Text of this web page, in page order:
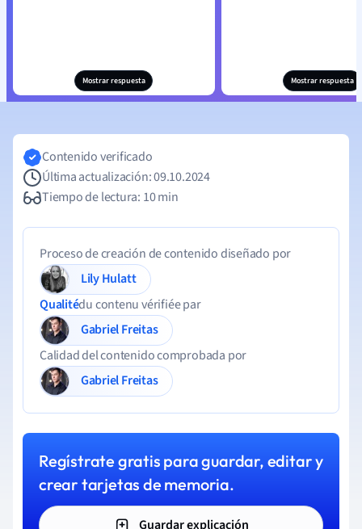
Mostrar respuesta Mostrar respuesta
Contenido verificado
Última actualización: 09.10.2024
Tiempo de lectura: 10 min
Proceso de creación de contenido diseñado por
Lily Hulatt
Qualitédu contenu vérifiée par
Gabriel Freitas
Calidad del contenido comprobada por
Gabriel Freitas
Regístrate gratis para guardar, editar y
crear tarjetas de memoria.
Guardar explicación